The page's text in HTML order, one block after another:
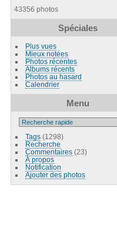
43356 photos
Spéciales
Plus vues
Mieux notées
Photos récentes
Albums récents
Photos au hasard
Calendrier
Menu
Tags(1298)
Recherche
Commentaires(23)
À propos
Notification
Ajouter des photos